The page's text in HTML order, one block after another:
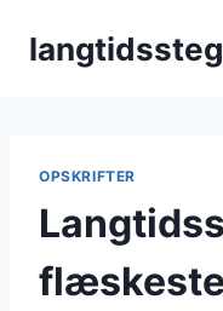
OPSKRIFTER